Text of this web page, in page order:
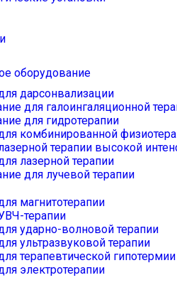
оборудование
дарсонвализации
для галоингаляционной
для гидротерапии
комбинированной
терапии высокой
лазерной терапии
для лучевой терапии
магнитотерапии
терапии
ударно-волновой терапии
ультразвуковой терапии
терапевтической
электротерапии